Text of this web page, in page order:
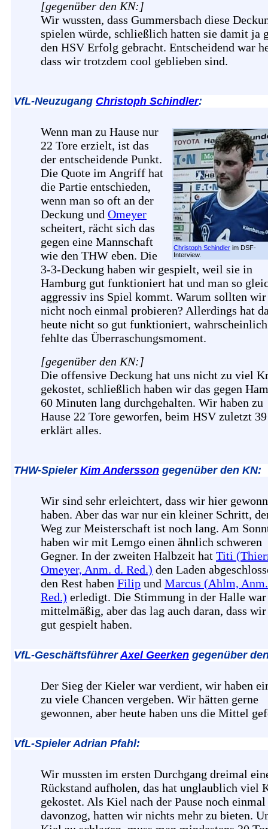
[gegenüber den KN:]
Wir wussten, dass Gummersbach diese
spielen würde, schließlich hatten sie damit ja
den HSV Erfolg gebracht. Entscheidend war
dass wir trotzdem cool geblieben sind.
VfL-Neuzugang Christoph Schindler:
Christoph Schindler im DSF-
Interview.
Wenn man zu Hause nur
22 Tore erzielt, ist das
der entscheidende Punkt.
Die Quote im Angriff hat
die Partie entschieden,
wenn man so oft an der
Deckung und Omeyer
scheitert, rächt sich das
gegen eine Mannschaft
wie den THW eben. Die
3-3-Deckung haben wir gespielt, weil sie in
Hamburg gut funktioniert hat und man so
aggressiv ins Spiel kommt. Warum sollten wir
nicht noch einmal probieren? Allerdings hat
heute nicht so gut funktioniert, wahrscheinlich
fehlte das Überraschungsmoment.
[gegenüber den KN:]
Die offensive Deckung hat uns nicht zu viel
gekostet, schließlich haben wir das gegen
60 Minuten lang durchgehalten. Wir haben zu
Hause 22 Tore geworfen, beim HSV zuletzt
erklärt alles.
THW-Spieler Kim Andersson gegenüber den KN:
Wir sind sehr erleichtert, dass wir hier
haben. Aber das war nur ein kleiner Schritt,
Weg zur Meisterschaft ist noch lang. Am
haben wir mit Lemgo einen ähnlich schweren
Gegner. In der zweiten Halbzeit hat Titi
Omeyer, Anm. d. Red.) den Laden
den Rest haben Filip und Marcus (Ahlm,
Red.) erledigt. Die Stimmung in der Halle
mittelmäßig, aber das lag auch daran, dass wir
gut gespielt haben.
VfL-GeschäftsführerAxel Geerken gegenüber
Der Sieg der Kieler war verdient, wir haben
zu viele Chancen vergeben. Wir hätten gerne
gewonnen, aber heute haben uns die Mittel
VfL-Spieler Adrian Pfahl:
Wir mussten im ersten Durchgang dreimal
Rückstand aufholen, das hat unglaublich viel
gekostet. Als Kiel nach der Pause noch einmal
davonzog, hatten wir nichts mehr zu bieten.